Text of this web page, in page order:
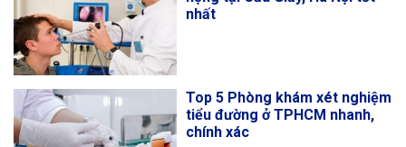
nhất
Top 5 Phòng khám xét nghiệm
tiểu đường ở TPHCM nhanh,
chính xác